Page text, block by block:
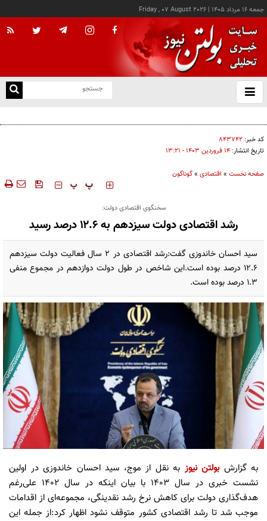
جمعه ۱۶ مرداد ۱۴۰۵ |
Friday , 07 August 2026
باز
و
کد خبر: ۸۴۳۷۴۲
تاریخ انتشار: ۱۴ فروردين ۱۴۰۳ - ۱۳:۲۱
صفحه نخست » اقتصادی »گوناگون
‍‍‍ پ پ
سخنگوی اقتصادی دولت:
رشد اقتصادی دولت سیزدهم به ۱۲.۶ درصد رسید
سید احسان خاندوزی گفت:رشد اقتصادی در ۲ سال فعالیت دولت سیزدهم
۱۲.۶ درصد بوده است.این شاخص در طول دولت دوازدهم در مجموع منفی
۱.۳ درصد بوده است.
به گزارشبولتن نیوز به نقل از موج، سید احسان خاندوزی در اولین
نشست خبری در سال ۱۴۰۳ با بیان اینکه در سال ۱۴۰۲ علی‌رغم
هدف‌گذاری دولت برای کاهش نرخ رشد نقدینگی، مجموعه‌ای از اقدامات
موجب شد تا رشد اقتصادی کشور متوقف نشود اظهار کرد:از جمله این